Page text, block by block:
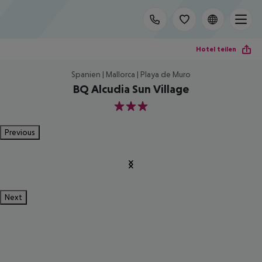
Hotel teilen
Spanien | Mallorca | Playa de Muro
BQ Alcudia Sun Village
3
Previous
Next